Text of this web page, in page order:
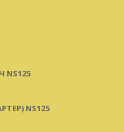
NS125
NS125